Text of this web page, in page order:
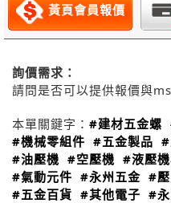
黃頁會員報價
詢價需求：
請問是否可以提供報價與
本單關鍵字： #建材五金螺
#機械零組件 #五金製品
#油壓機 #空壓機 #液壓
#氣動元件 #永州五金 #
#五金百貨 #其他電子 #